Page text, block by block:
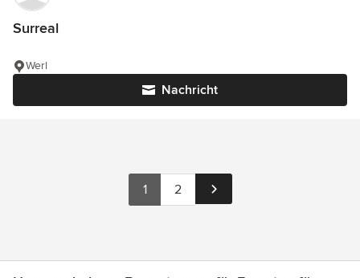
Surreal
Nachricht
Werl
1 2